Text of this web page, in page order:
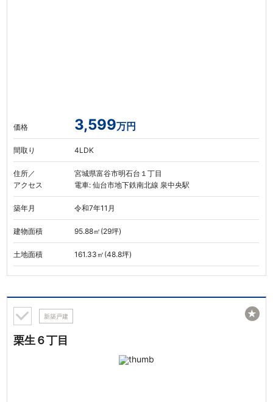
価格 3,599万円
間取り 4LDK
住所／
アクセス
宮城県富谷市明石台１丁目
電車: 仙台市地下鉄南北線 泉中央駅
築年月 令和7年11月
建物面積 95.88㎡(29坪)
土地面積 161.33㎡(48.8坪)
新築戸建
栗生６丁目
★